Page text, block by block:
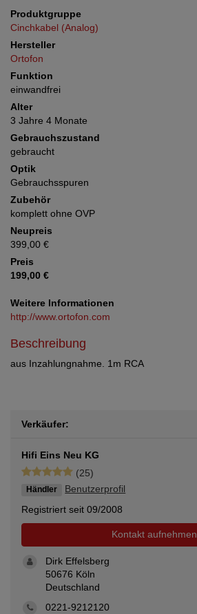
Produktgruppe
Cinchkabel (Analog)
Hersteller
Ortofon
Funktion
einwandfrei
Alter
3 Jahre 4 Monate
Gebrauchszustand
gebraucht
Optik
Gebrauchsspuren
Zubehör
komplett ohne OVP
Neupreis
399,00 €
Preis
199,00 €
Weitere Informationen
http://www.ortofon.com
Beschreibung
aus Inzahlungnahme. 1m RCA
Verkäufer:
Hifi Eins Neu KG
(25)
Händler
Benutzerprofil
Registriert seit 09/2008
Kontakt aufnehmen
Dirk Effelsberg
50676 Köln
Deutschland
0221-9212120